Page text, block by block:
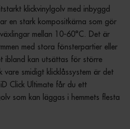
klickvinylgolv med inbyggd
en stark kompositkärna som gör
mellan 10-60°C. Det är
med stora fönsterpartier eller
ibland kan utsättas för större
vare smidigt klicklåssystem är det
Click Ultimate får du ett
som kan läggas i hemmets flesta